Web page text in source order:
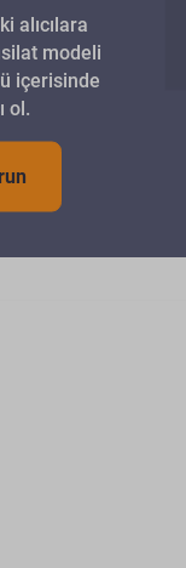
alıcılara
modeli
içerisinde
ol.